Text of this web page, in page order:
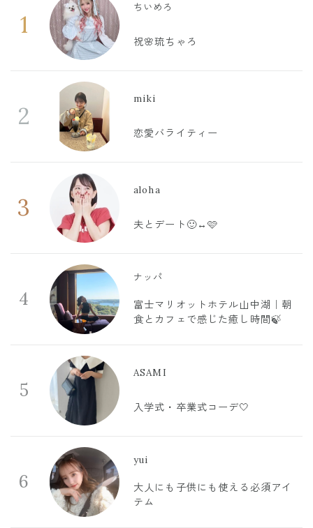
1
ちいめろ
祝🌸琉ちゃろ
2
miki
恋愛バライティー
3
aloha
夫とデート🙂‍↔️🩷
4
ナッパ
富士マリオットホテル山中湖｜朝
食とカフェで感じた癒し時間🍃
5
ASAMI
入学式・卒業式コーデ🤍
6
yui
大人にも子供にも使える必須アイ
テム